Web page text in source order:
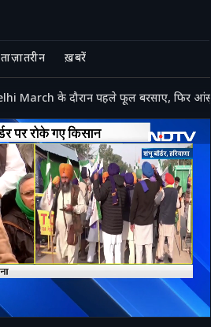
ताज़ातरीन ख़बरें
March के दौरान पहले फूल बरसाए, फिर